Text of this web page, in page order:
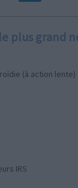
plus grand
(à action lente)
IRS